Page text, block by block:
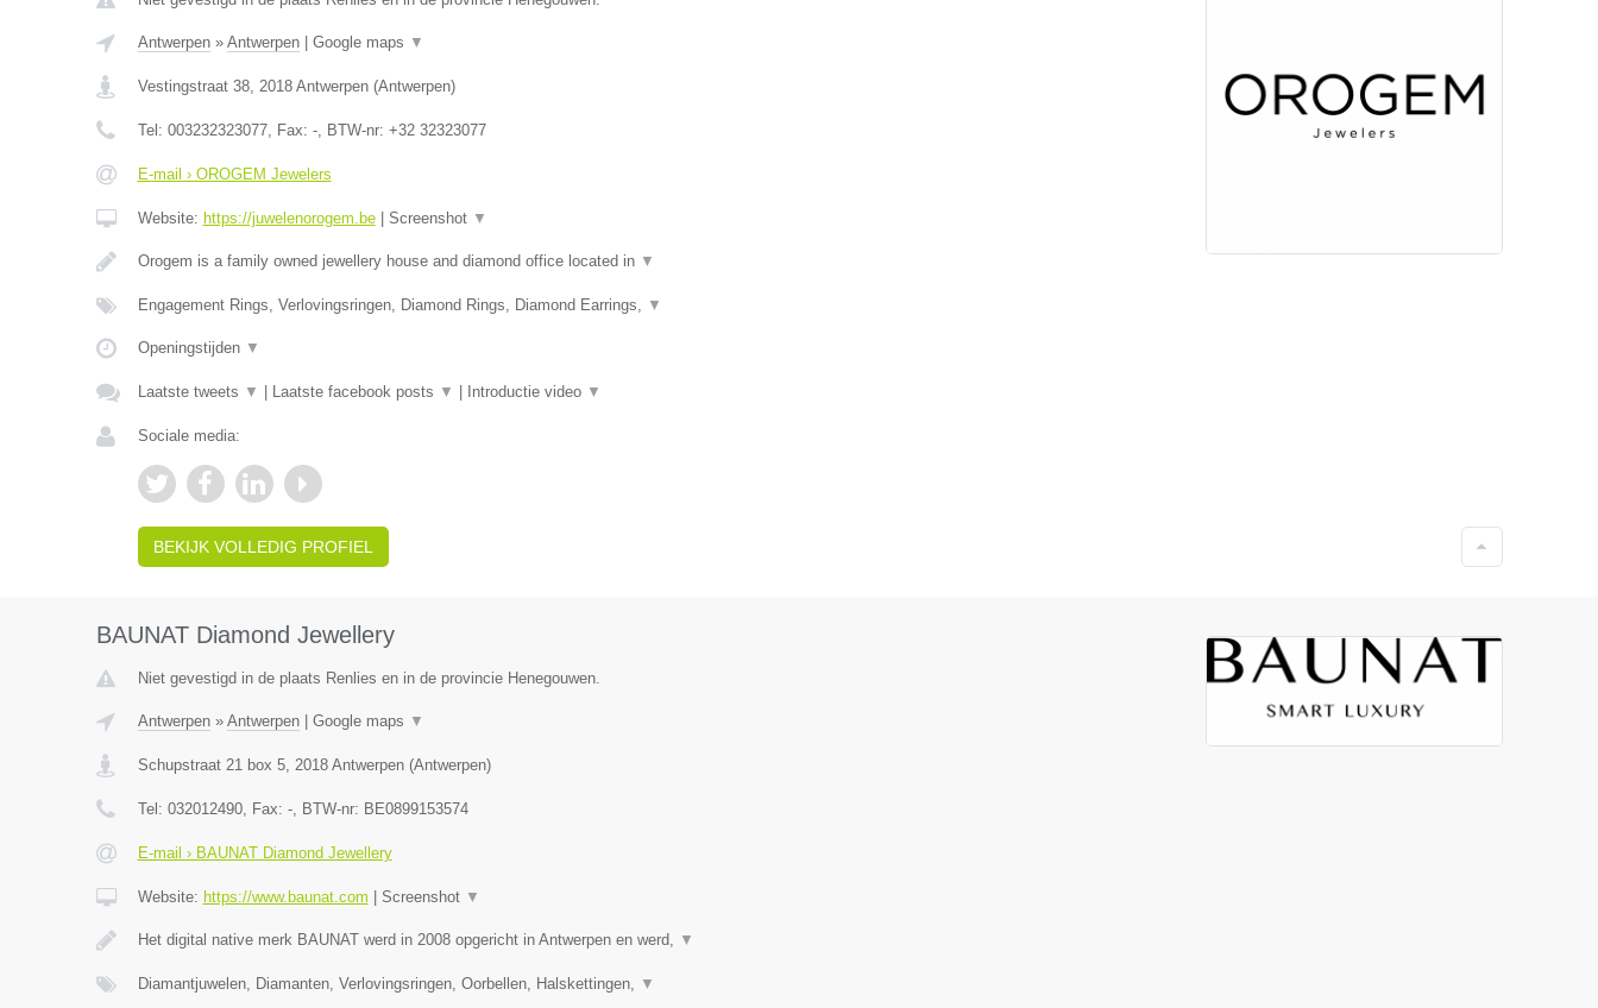
Antwerpen» Antwerpen| Google maps ▼
Vestingstraat 38, 2018 Antwerpen(Antwerpen)
Tel: 003232323077, Fax: -, BTW-nr: +32 32323077
E-mail › OROGEM Jewelers
Website: https://juwelenorogem.be| Screenshot ▼
Orogem is a family owned jewellery house and diamond office located in ▼
Engagement Rings, Verlovingsringen, Diamond Rings, Diamond Earrings, ▼
Openingstijden ▼
Laatste tweets ▼ Laatste facebook posts ▼ Introductie video ▼
Sociale media:
BEKIJK VOLLEDIG PROFIEL
BAUNAT Diamond Jewellery
Niet gevestigd in de plaats Renlies en in de provincie Henegouwen.
Antwerpen» Antwerpen| Google maps ▼
Schupstraat 21 box 5, 2018 Antwerpen(Antwerpen)
Tel: 032012490, Fax: -, BTW-nr: BE0899153574
E-mail › BAUNAT Diamond Jewellery
Website: https://www.baunat.com Screenshot ▼
Het digital native merk BAUNAT werd in 2008 opgericht in Antwerpen en werd, ▼
Diamantjuwelen, Diamanten, Verlovingsringen, Oorbellen, Halskettingen, ▼